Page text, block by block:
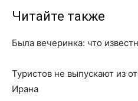
Читайте также
Была вечеринка: что
Туристов не выпускают из
Ирана